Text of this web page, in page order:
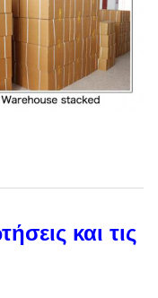
και τις